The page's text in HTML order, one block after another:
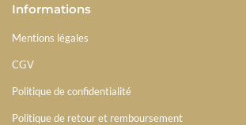
Informations
Mentions légales
CGV
Politique de confidentialité
Politique de retour et remboursement